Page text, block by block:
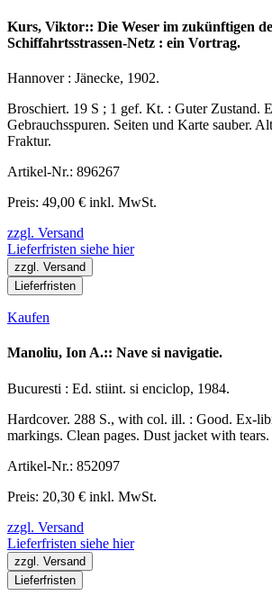
Kurs, Viktor:: Die Weser im zukünftigen
Schiffahrtsstrassen-Netz : ein Vortrag.
Hannover : Jänecke, 1902.
Broschiert. 19 S ; 1 gef. Kt. : Guter Zustand.
Gebrauchsspuren. Seiten und Karte sauber.
Fraktur.
Artikel-Nr.: 896267
Preis: 49,00 € inkl. MwSt.
zzgl. Versand
Lieferfristen siehe hier
zzgl. Versand
Lieferfristen
Kaufen
Manoliu, Ion A.:: Nave si navigatie.
Bucuresti : Ed. stiint. si enciclop, 1984.
Hardcover. 288 S., with col. ill. : Good. Ex-
markings. Clean pages. Dust jacket with tears.
Artikel-Nr.: 852097
Preis: 20,30 € inkl. MwSt.
zzgl. Versand
Lieferfristen siehe hier
zzgl. Versand
Lieferfristen